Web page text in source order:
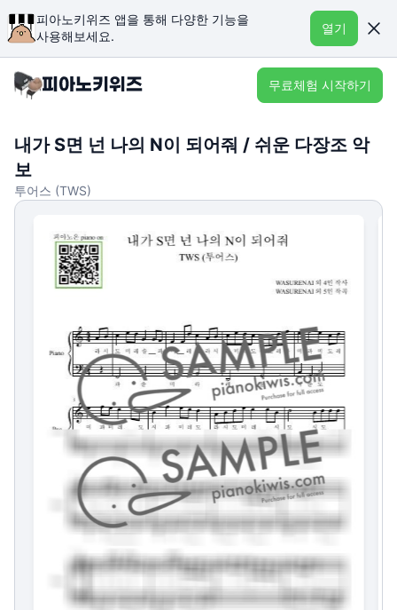
피아노키위즈 앱을 통해 다양한 기능을
사용해보세요.
열기
무료체험 시작하기
내가 S면 넌 나의 N이 되어줘 / 쉬운 다장조 악
보
투어스 (TWS)